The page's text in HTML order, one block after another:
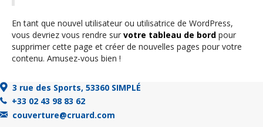
En tant que nouvel utilisateur ou utilisatrice de WordPress,
vous devriez vous rendre sur votre tableau de bord pour
supprimer cette page et créer de nouvelles pages pour votre
contenu. Amusez-vous bien !
3 rue des Sports, 53360 SIMPLÉ
+33 02 43 98 83 62
couverture@cruard.com